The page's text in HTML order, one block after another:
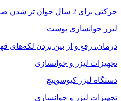
حرکتی برای 2 سال جوان تر شدن صورت , یوگای صورت
لیزر جوانسازی پوست
درمان، رفع و از بین بردن لکه‌های
تجهیزات لیزر و جوانسازی
دستگاه لیزر کیوسوییچ
تجهیزات لیزر و جوانسازی